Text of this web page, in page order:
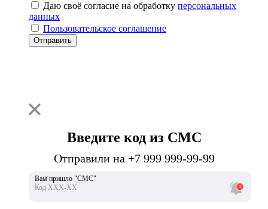
Даю своё согласие на обработку персональных
данных
Пользовательское соглашение
Отправить
Введите код из СМС
Отправили на +7 999 999-99-99
Вам пришло "СМС"
Код ХХХ-ХХ